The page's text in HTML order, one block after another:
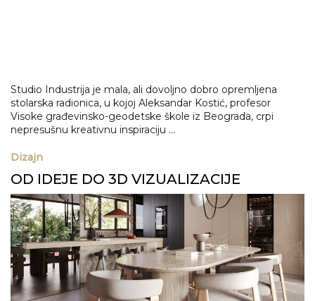
Studio Industrija je mala, ali dovoljno dobro opremljena
stolarska radionica, u kojoj Aleksandar Kostić, profesor
Visoke građevinsko-geodetske škole iz Beograda, crpi
nepresušnu kreativnu inspiraciju ...
Dizajn
OD IDEJE DO 3D VIZUALIZACIJE